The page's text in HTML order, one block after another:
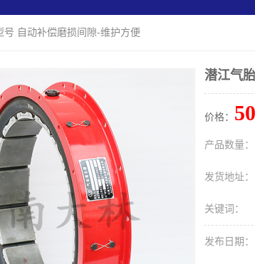
号 自动补偿磨损间隙-维护方便
潜江气
价格：
产品数量：
发货地址：
关键词：
发布日期：